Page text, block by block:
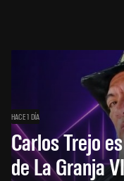
HACE 1 DÍA
Carlos Trejo
de La Granja